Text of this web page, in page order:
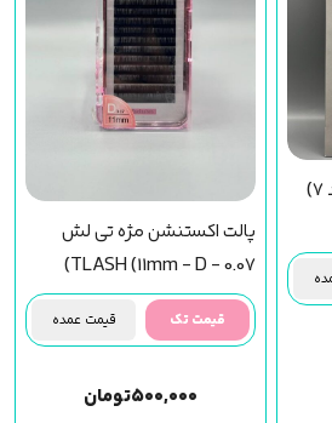
پالت اکستنشن مژه تی لش
TLASH (11mm - D - 0.07)
قیمت تک قیمت عمده
۵۰۰,۰۰۰تومان